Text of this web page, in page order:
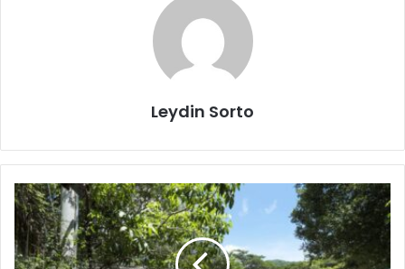
Leydin Sorto
Más
de
150
estudiantes